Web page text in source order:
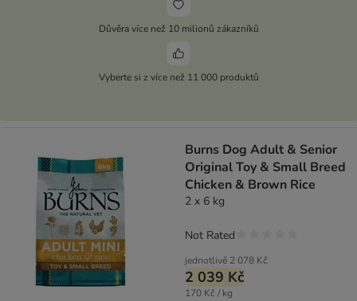
Důvěra více než 10 milionů zákazníků
Vyberte si z více než 11 000 produktů
Burns Dog Adult & Senior
Original Toy & Small Breed
Chicken & Brown Rice
2 x 6 kg
jednotlivě 2 078 Kč
2 039 Kč
170 Kč / kg
Not Rated